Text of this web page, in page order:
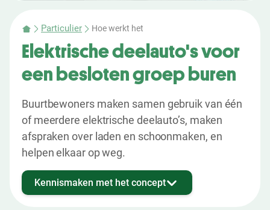
Particulier Hoe werkt het
Elektrische deelauto's voor
een besloten groep buren
Buurtbewoners maken samen gebruik van één
of meerdere elektrische deelauto’s, maken
afspraken over laden en schoonmaken, en
helpen elkaar op weg.
Kennismaken met het concept